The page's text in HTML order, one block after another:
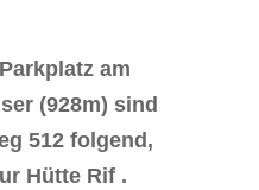
am
(928m) sind
512 folgend,
Hütte Rif .